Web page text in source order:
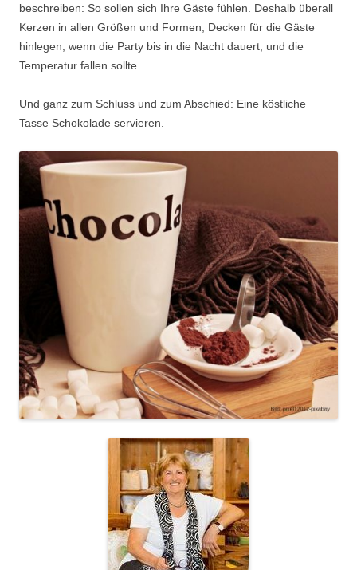
beschreiben: So sollen sich Ihre Gäste fühlen. Deshalb überall
Kerzen in allen Größen und Formen, Decken für die Gäste
hinlegen, wenn die Party bis in die Nacht dauert, und die
Temperatur fallen sollte.
Und ganz zum Schluss und zum Abschied: Eine köstliche
Tasse Schokolade servieren.